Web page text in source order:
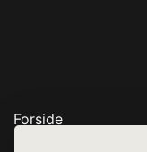
Forside